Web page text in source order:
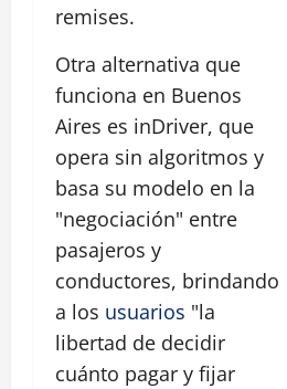
remises.
Otra alternativa que
funciona en Buenos
Aires es inDriver, que
opera sin algoritmos y
basa su modelo en la
"negociación" entre
pasajeros y
conductores, brindando
a los usuarios "la
libertad de decidir
cuánto pagar y fijar